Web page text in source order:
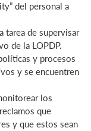
del personal a
tarea de supervisar
de la LOPDP.
y procesos
y se encuentren
los
que
y que estos sean